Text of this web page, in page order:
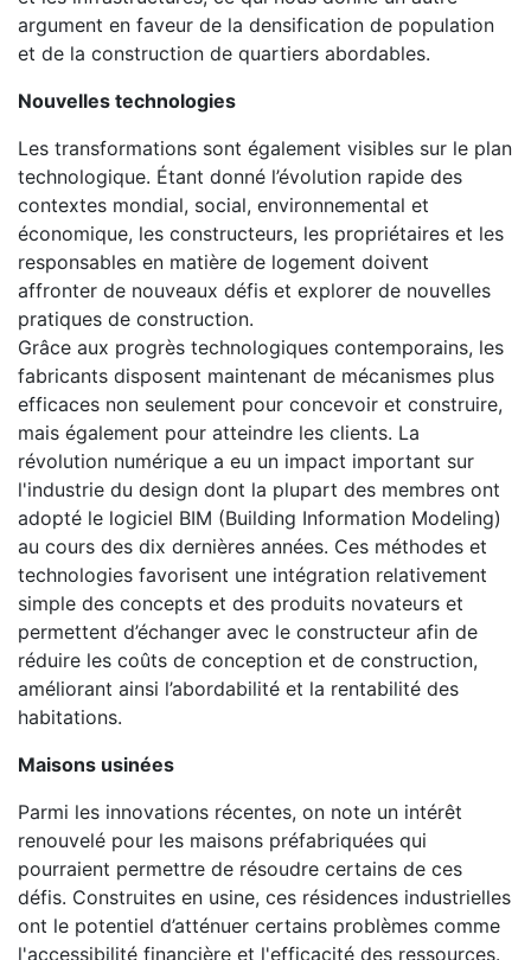
argument en faveur de la densification de population
et de la construction de quartiers abordables.
Nouvelles technologies
Les transformations sont également visibles sur le plan
technologique. Étant donné l’évolution rapide des
contextes mondial, social, environnemental et
économique, les constructeurs, les propriétaires et les
responsables en matière de logement doivent
affronter de nouveaux défis et explorer de nouvelles
pratiques de construction.
Grâce aux progrès technologiques contemporains, les
fabricants disposent maintenant de mécanismes plus
efficaces non seulement pour concevoir et construire,
mais également pour atteindre les clients. La
révolution numérique a eu un impact important sur
l'industrie du design dont la plupart des membres ont
adopté le logiciel BIM (Building Information Modeling)
au cours des dix dernières années. Ces méthodes et
technologies favorisent une intégration relativement
simple des concepts et des produits novateurs et
permettent d’échanger avec le constructeur afin de
réduire les coûts de conception et de construction,
améliorant ainsi l’abordabilité et la rentabilité des
habitations.
Maisons usinées
Parmi les innovations récentes, on note un intérêt
renouvelé pour les maisons préfabriquées qui
pourraient permettre de résoudre certains de ces
défis. Construites en usine, ces résidences industrielles
ont le potentiel d’atténuer certains problèmes comme
l'accessibilité financière et l'efficacité des ressources.